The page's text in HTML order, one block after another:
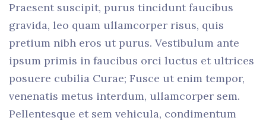
Praesent suscipit, purus tincidunt faucibus
gravida, leo quam ullamcorper risus, quis
pretium nibh eros ut purus. Vestibulum ante
ipsum primis in faucibus orci luctus et ultrices
posuere cubilia Curae; Fusce ut enim tempor,
venenatis metus interdum, ullamcorper sem.
Pellentesque et sem vehicula, condimentum